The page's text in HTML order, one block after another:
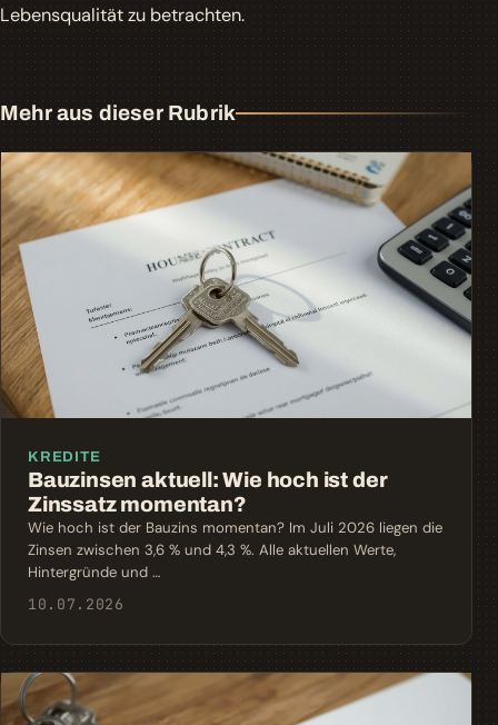
Lebensqualität zu betrachten.
Mehr aus dieser Rubrik
KREDITE
Bauzinsen aktuell: Wie hoch ist der
Zinssatz momentan?
Wie hoch ist der Bauzins momentan? Im Juli 2026 liegen die
Zinsen zwischen 3,6 % und 4,3 %. Alle aktuellen Werte,
Hintergründe und …
10.07.2026